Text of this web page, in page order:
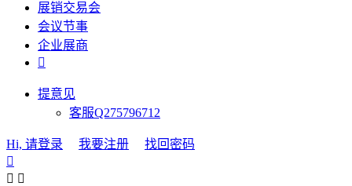
展销交易会
会议节事
企业展商

提意见
客服Q275796712
Hi, 请登录 我要注册
找回密码

 